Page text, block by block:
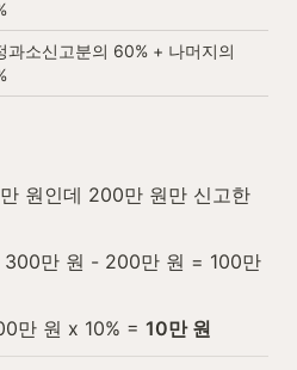
과소신고분의 60% + 나머지의
원인데 200만 원만 신고한
300만 원 - 200만 원 = 100만
만 원 x 10% = 10만 원